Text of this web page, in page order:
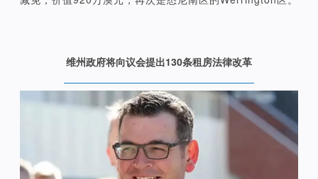
维州政府将向议会提出130条租房法律改革